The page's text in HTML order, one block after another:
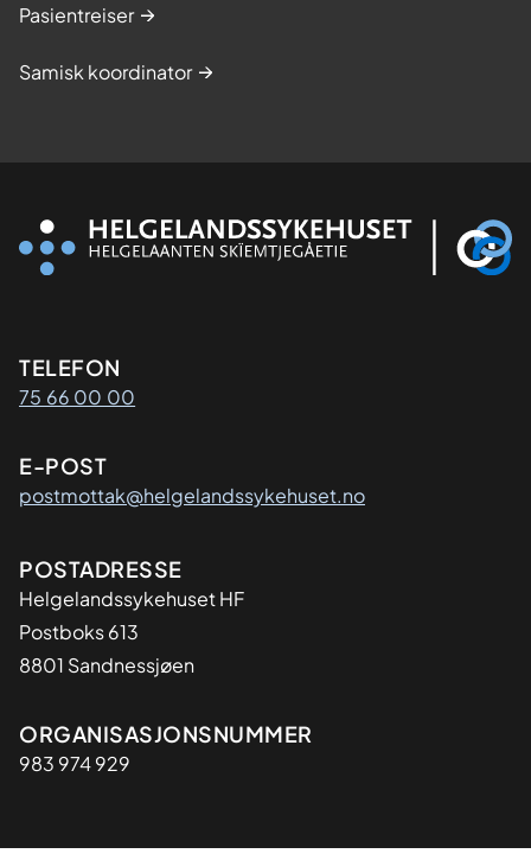
Pasientreiser
Samisk koordinator
Kontaktinformasjon
TELEFON
75 66 00 00
E-POST
postmottak@helgelandssykehuset.no
Adresse
POSTADRESSE
Helgelandssykehuset HF
Postboks 613
8801 Sandnessjøen
Organisasjon
ORGANISASJONSNUMMER
983 974 929